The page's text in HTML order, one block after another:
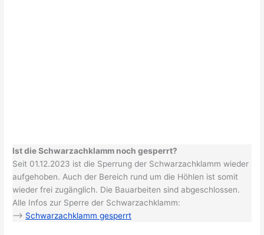
Ist die Schwarzachklamm noch gesperrt?
Seit 01.12.2023 ist die Sperrung der Schwarzachklamm wieder
aufgehoben. Auch der Bereich rund um die Höhlen ist somit
wieder frei zugänglich. Die Bauarbeiten sind abgeschlossen.
Alle Infos zur Sperre der Schwarzachklamm:
–> Schwarzachklamm gesperrt